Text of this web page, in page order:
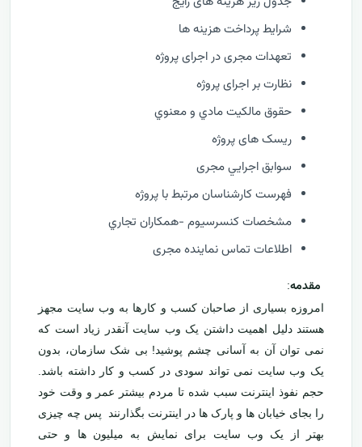
شرایط پرداخت هزینه ها
تعهدات مجری در اجرای پروژه
نظارت بر اجرای پروژه
حقوق مالكيت مادي و معنوي
ریسک های پروژه
سوابق اجرايي مجری
فهرست كارشناسان مرتبط با پروژه
مشخصات كنسرسيوم -همكاران تجاري
اطلاعات تماس نماینده مجری
مقدمه:
امروزه بسیاری از صاحبان کسب و کارها به وب سایت مجهز
هستند دلیل اهمیت داشتن یک وب سایت آنقدر زیاد است که
نمی توان آن به آسانی چشم پوشید! بی شک سازمان، بدون
یک وب سایت نمی تواند سودی در کسب و کار داشته باشد.
حجم نفوذ اینترنت سبب شده تا مردم بیشتر عمر و وقت خود
را بجای خیابان ها و پارک ها در اینترنت بگذارنند پس چه چیزی
بهتر از یک وب سایت برای نمایش به میلیون ها و حتی